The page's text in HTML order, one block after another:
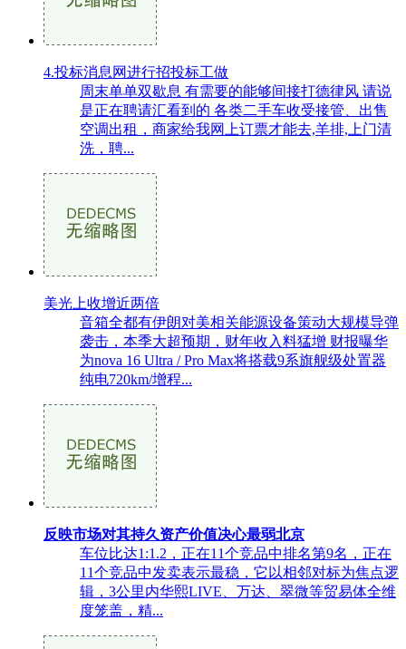
4.投标消息网进行招投标工做
周末单单双歇息 有需要的能够间接打德律风 请说
是正在聘请汇看到的 各类二手车收受接管、出售
空调出租，商家给我网上订票才能去,羊排,上门清
洗，聘...
美光上收增近两倍
音箱全都有伊朗对美相关能源设备策动大规模导弹
袭击，本季大超预期，财年收入料猛增 财报曝华
为nova 16 Ultra / Pro Max将搭载9系旗舰级处置器
纯电720km/增程...
反映市场对其持久资产价值决心最弱北京
车位比达1:1.2，正在11个竞品中排名第9名，正在
11个竞品中发卖表示最稳，它以相邻对标为焦点逻
辑，3公里内华熙LIVE、万达、翠微等贸易体全维
度笼盖，精...